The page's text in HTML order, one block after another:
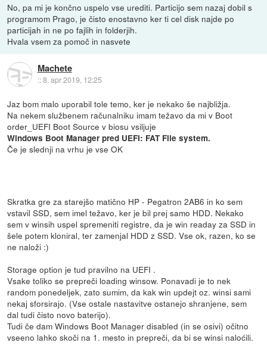
No, pa mi je končno uspelo vse urediti. Particijo sem nazaj dobil s
programom Prago, je čisto enostavno ker ti cel disk najde po
particijah in ne po fajlih in folderjih.
Hvala vsem za pomoč in nasvete
Machete
::8. apr 2019, 12:25
Jaz bom malo uporabil tole temo, ker je nekako še najbližja.
Na nekem službenem računalniku imam težavo da mi v Boot
order_UEFI Boot Source v biosu vsiljuje
Windows Boot Manager pred UEFI: FAT File system.
Če je slednji na vrhu je vse OK
Skratka gre za starejšo matično HP - Pegatron 2AB6 in ko sem
vstavil SSD, sem imel težavo, ker je bil prej samo HDD. Nekako
sem v winsih uspel spremeniti registre, da je win readay za SSD in
šele potem kloniral, ter zamenjal HDD z SSD. Vse ok, razen, ko se
ne naloži :)
Storage option je tud pravilno na UEFI .
Vsake toliko se prepreči loading winsow. Ponavadi je to nek
random ponedeljek, zato sumim, da kak win updejt oz. winsi sami
nekaj sforsirajo. (Vse ostale nastavitve ostanejo shranjene, sem
dal tudi čisto novo baterijo).
Tudi če dam Windows Boot Manager disabled (in se osivi) očitno
vseeno lahko skoči na 1. mesto in prepreči, da bi se winsi naloćili.